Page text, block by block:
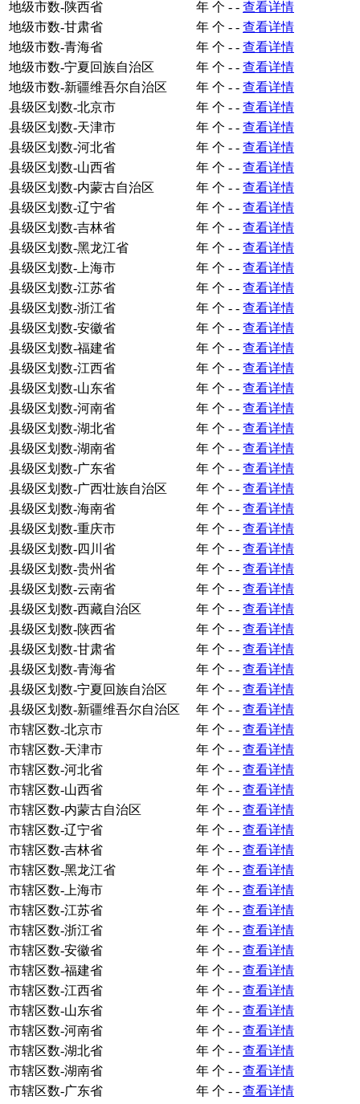
地级市数-陕西省 年 个 - - 查看详情
地级市数-甘肃省
年 个 - - 查看详情
地级市数-青海省
年 个 - - 查看详情
地级市数-宁夏回族自治区
年 个 - - 查看详情
地级市数-新疆维吾尔自治区
年 个 - - 查看详情
县级区划数-北京市
年 个 - - 查看详情
县级区划数-天津市
年 个 - - 查看详情
县级区划数-河北省
年 个 - - 查看详情
县级区划数-山西省
年 个 - - 查看详情
县级区划数-内蒙古自治区
年 个 - - 查看详情
县级区划数-辽宁省
年 个 - - 查看详情
县级区划数-吉林省
年 个 - - 查看详情
县级区划数-黑龙江省
年 个 - - 查看详情
县级区划数-上海市
年 个 - - 查看详情
县级区划数-江苏省
年 个 - - 查看详情
县级区划数-浙江省
年 个 - - 查看详情
县级区划数-安徽省
年 个 - - 查看详情
县级区划数-福建省
年 个 - - 查看详情
县级区划数-江西省
年 个 - - 查看详情
县级区划数-山东省
年 个 - - 查看详情
县级区划数-河南省
年 个 - - 查看详情
县级区划数-湖北省
年 个 - - 查看详情
县级区划数-湖南省
年 个 - - 查看详情
县级区划数-广东省
年 个 - - 查看详情
县级区划数-广西壮族自治区
年 个 - - 查看详情
县级区划数-海南省
年 个 - - 查看详情
县级区划数-重庆市
年 个 - - 查看详情
县级区划数-四川省
年 个 - - 查看详情
县级区划数-贵州省
年 个 - - 查看详情
县级区划数-云南省
年 个 - - 查看详情
县级区划数-西藏自治区
年 个 - - 查看详情
县级区划数-陕西省
年 个 - - 查看详情
县级区划数-甘肃省
年 个 - - 查看详情
县级区划数-青海省
年 个 - - 查看详情
县级区划数-宁夏回族自治区
年 个 - - 查看详情
县级区划数-新疆维吾尔自治区
年 个 - - 查看详情
市辖区数-北京市
年 个 - - 查看详情
市辖区数-天津市
年 个 - - 查看详情
市辖区数-河北省
年 个 - - 查看详情
市辖区数-山西省
年 个 - - 查看详情
市辖区数-内蒙古自治区
年 个 - - 查看详情
市辖区数-辽宁省
年 个 - - 查看详情
市辖区数-吉林省
年 个 - - 查看详情
市辖区数-黑龙江省
年 个 - - 查看详情
市辖区数-上海市
年 个 - - 查看详情
市辖区数-江苏省
年 个 - - 查看详情
市辖区数-浙江省
年 个 - - 查看详情
市辖区数-安徽省
年 个 - - 查看详情
市辖区数-福建省
年 个 - - 查看详情
市辖区数-江西省
年 个 - - 查看详情
市辖区数-山东省
年 个 - - 查看详情
市辖区数-河南省
年 个 - - 查看详情
市辖区数-湖北省
年 个 - - 查看详情
市辖区数-湖南省
年 个 - - 查看详情
市辖区数-广东省
年 个 - - 查看详情